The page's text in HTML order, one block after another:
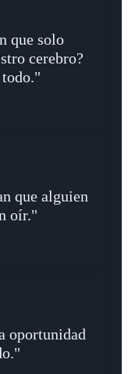
que solo
cerebro?
que alguien
oír."
oportunidad